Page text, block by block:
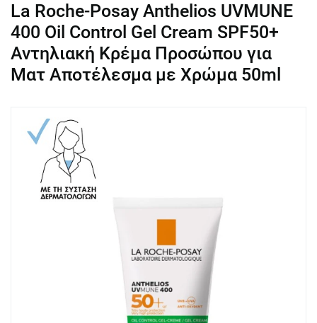
La Roche-Posay Anthelios UVMUNE
400 Oil Control Gel Cream SPF50+
Αντηλιακή Κρέμα Προσώπου για
Ματ Αποτέλεσμα με Χρώμα 50ml